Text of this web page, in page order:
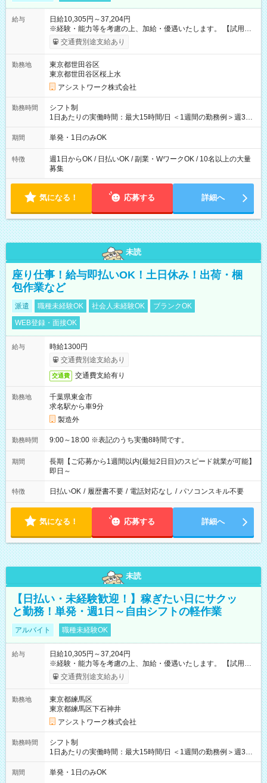
給与
日給10,305円～37,204円
※経験・能力等を考慮の上、加給・優遇いたします。 【試用期
間】試用期間なし
交通費別途支給あり
勤務地
東京都世田谷区
東京都世田谷区桜上水
アシストワーク株式会社
勤務時間
シフト制
1日あたりの実働時間：最大15時間/日 ＜1週間の勤務例＞週3回
勤務 勤務：月・水・金 休み：火・木・土・日 好きな時にお仕事
可能です！ ※1日あたりの最大実働時間は日勤、夜勤共に勤務し
期間 単発・1日のみOK
特徴
週1日からOK / 日払いOK / 副業・WワークOK / 10名以上の大量
募集
気になる！ 応募する 詳細へ
未読
座り仕事！給与即払いOK！土日休み！出荷・梱
包作業など
派遣 職種未経験OK 社会人未経験OK
ブランクOK
WEB登録・面接OK
給与
時給1300円
交通費別途支給あり
交通費 交通費支給有り
勤務地
千葉県東金市
求名駅から車9分
製造外
勤務時間 9:00～18:00 ※表記のうち実働8時間です。
期間
長期【ご応募から1週間以内(最短2日目)のスピード就業が可能】
即日～
特徴 日払いOK / 履歴書不要 / 電話対応なし / パソコンスキル不要
気になる！ 応募する 詳細へ
未読
【日払い・未経験歓迎！】稼ぎたい日にサクッ
と勤務！単発・週1日～自由シフトの軽作業
アルバイト 職種未経験OK
給与
日給10,305円～37,204円
※経験・能力等を考慮の上、加給・優遇いたします。 【試用期
間】試用期間なし
交通費別途支給あり
勤務地
東京都練馬区
東京都練馬区下石神井
アシストワーク株式会社
勤務時間
シフト制
1日あたりの実働時間：最大15時間/日 ＜1週間の勤務例＞週3回
勤務 勤務：月・水・金 休み：火・木・土・日 好きな時にお仕事
可能です！ ※1日あたりの最大実働時間は日勤、夜勤共に勤務し
期間 単発・1日のみOK